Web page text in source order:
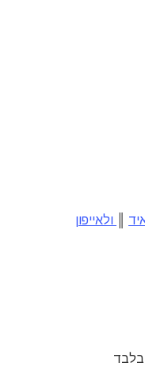
ולאייפון